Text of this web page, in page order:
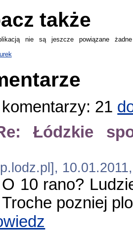
także
nie są jeszcze powiązane żadne
21
Łódzkie
O 10 rano?
Troche pozniej